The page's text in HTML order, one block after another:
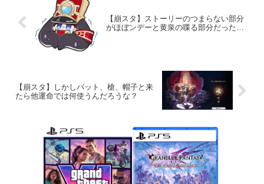
【崩スタ】ストーリーのつまらない部分
がほぼンデーと黄泉の喋る部分だった…
【崩スタ】しかしバット、槍、帽子と来
たら他運命では何使うんだろうな？